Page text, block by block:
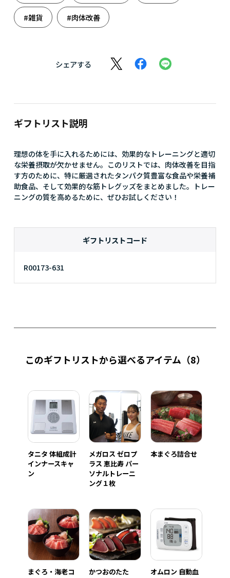
#雑貨 #肉体改善
シェアする
ギフトリスト説明
理想の体を手に入れるためには、効果的なトレーニングと適切
な栄養摂取が欠かせません。このリストでは、肉体改善を目指
す方のために、特に厳選されたタンパク質豊富な食品や栄養補
助食品、そして効果的な筋トレグッズをまとめました。トレー
ニングの質を高めるために、ぜひお試しください！
ギフトリストコード
R00173-631
このギフトリストから選べるアイテム （8）
タニタ 体組成計
インナースキャ
ン
メガロス ゼロプ
ラス 恵比寿 パー
ソナルトレーニ
ング１枚
本まぐろ詰合せ
まぐろ・海老コ
かつおのたた
オムロン 自動血